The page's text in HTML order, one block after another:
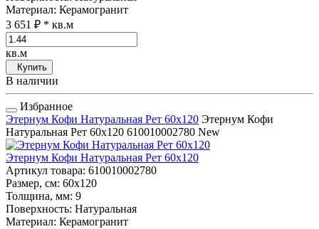
Материал: Керамогранит
3 651 ₽ * кв.м
кв.м
Купить
В наличии
Избранное
Этернум Кофи Натуральная Рет 60x120 Этернум Кофи
Натуральная Рет 60x120 610010002780 New
Этернум Кофи Натуральная Рет 60x120
Артикул товара: 610010002780
Размер, см: 60x120
Толщина, мм: 9
Поверхность: Натуральная
Материал: Керамогранит